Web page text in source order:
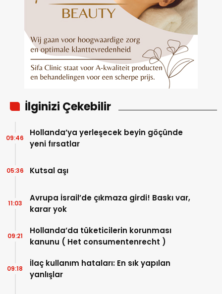
İlginizi Çekebilir
Hollanda’ya yerleşecek beyin göçünde
yeni fırsatlar
09:46
Kutsal aşı
05:36
Avrupa İsrail’de çıkmaza girdi! Baskı var,
karar yok
11:03
Hollanda’da tüketicilerin korunması
kanunu ( Het consumentenrecht )
09:21
İlaç kullanım hataları: En sık yapılan
yanlışlar
09:18